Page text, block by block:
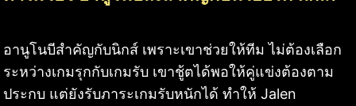
อานูโนบีสำคัญกับนิกส์ เพราะเขาช่วยให้ทีม ไม่ต้องเลือก
ระหว่างเกมรุกกับเกมรับ เขาชู้ตได้พอให้คู่แข่งต้องตาม
ประกบ แต่ยังรับภาระเกมรับหนักได้ ทำให้ Jalen